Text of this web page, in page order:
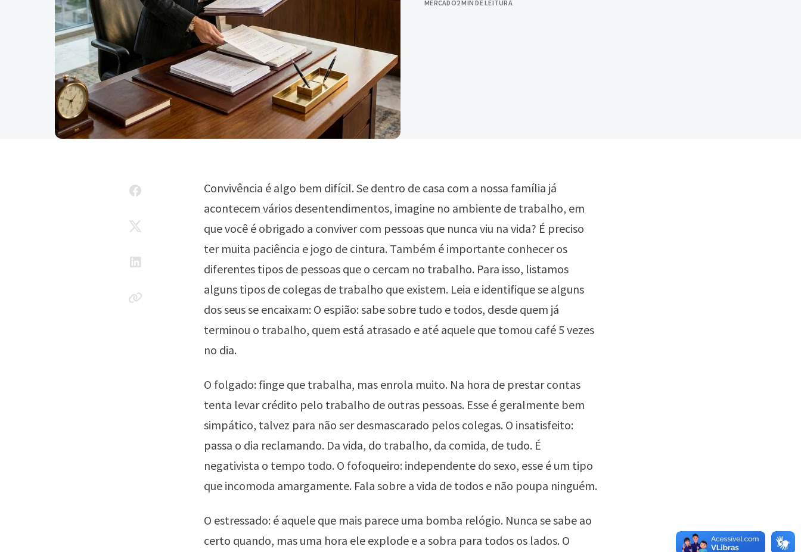
MERCADO2 MIN DE LEITURA
Convivência é algo bem difícil. Se dentro de casa com a nossa família já
acontecem vários desentendimentos, imagine no ambiente de trabalho, em
que você é obrigado a conviver com pessoas que nunca viu na vida? É preciso
ter muita paciência e jogo de cintura. Também é importante conhecer os
diferentes tipos de pessoas que o cercam no trabalho. Para isso, listamos
alguns tipos de colegas de trabalho que existem. Leia e identifique se alguns
dos seus se encaixam: O espião: sabe sobre tudo e todos, desde quem já
terminou o trabalho, quem está atrasado e até aquele que tomou café 5 vezes
no dia.
O folgado: finge que trabalha, mas enrola muito. Na hora de prestar contas
tenta levar crédito pelo trabalho de outras pessoas. Esse é geralmente bem
simpático, talvez para não ser desmascarado pelos colegas. O insatisfeito:
passa o dia reclamando. Da vida, do trabalho, da comida, de tudo. É
negativista o tempo todo. O fofoqueiro: independente do sexo, esse é um tipo
que incomoda amargamente. Fala sobre a vida de todos e não poupa ninguém.
O estressado: é aquele que mais parece uma bomba relógio. Nunca se sabe ao
certo quando, mas uma hora ele explode e a sobra para todos os lados. O